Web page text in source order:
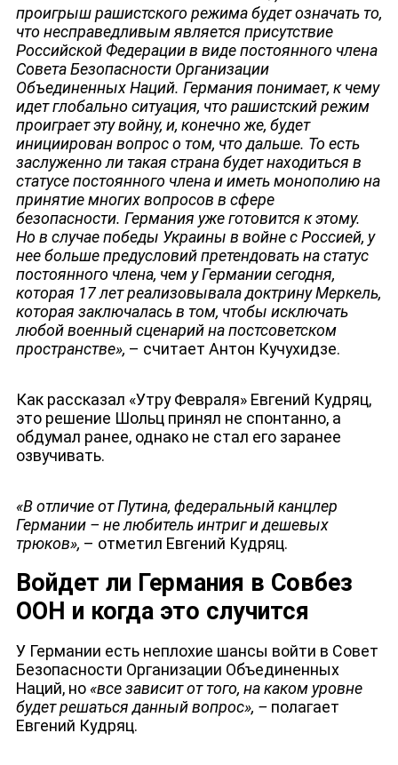
ЮТУБ-КАНАЛ
проигрыш рашистского режима будет означать то,
что несправедливым является присутствие
Российской Федерации в виде постоянного члена
Совета Безопасности Организации
Объединенных Наций. Германия понимает, к чему
идет глобально ситуация, что рашистский режим
проиграет эту войну, и, конечно же, будет
инициирован вопрос о том, что дальше. То есть
заслуженно ли такая страна будет находиться в
статусе постоянного члена и иметь монополию на
принятие многих вопросов в сфере
безопасности. Германия уже готовится к этому.
Но в случае победы Украины в войне с Россией, у
нее больше предусловий претендовать на статус
постоянного члена, чем у Германии сегодня,
которая 17 лет реализовывала доктрину Меркель,
которая заключалась в том, чтобы исключать
любой военный сценарий на постсоветском
пространстве», – считает Антон Кучухидзе.
Как рассказал «Утру Февраля» Евгений Кудряц,
это решение Шольц принял не спонтанно, а
обдумал ранее, однако не стал его заранее
озвучивать.
«В отличие от Путина, федеральный канцлер
Германии – не любитель интриг и дешевых
трюков», – отметил Евгений Кудряц.
Войдет ли Германия в Совбез
ООН и когда это случится
У Германии есть неплохие шансы войти в Совет
Безопасности Организации Объединенных
Наций, но«все зависит от того, на каком уровне
будет решаться данный вопрос», –полагает
Евгений Кудряц.